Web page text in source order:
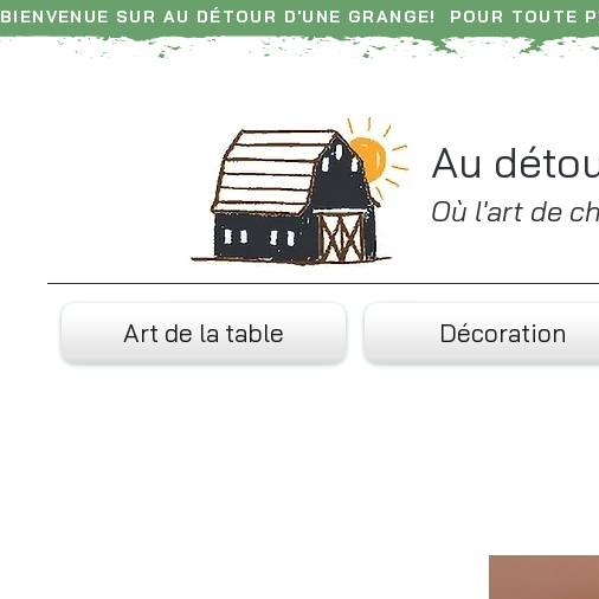
BIENVENUE SUR AU DÉTOUR D'UNE GRANGE!  POUR
Au
Où l'art de
Art de la table Décoration
Retrouvez chaque jour nos nouveautés sur